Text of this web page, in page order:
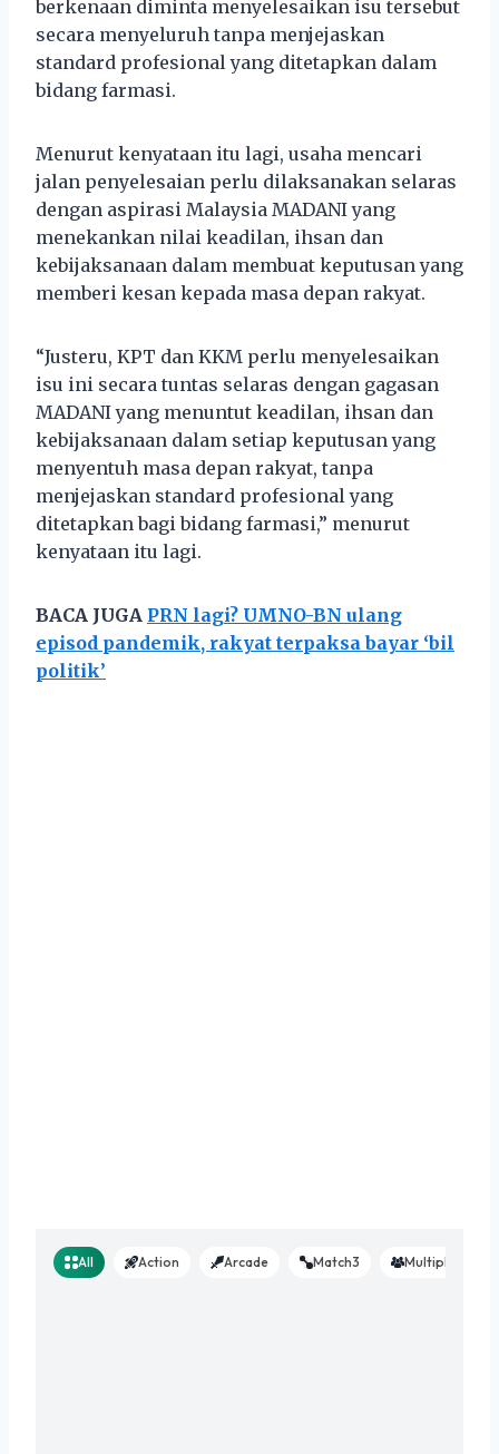
berkenaan diminta menyelesaikan isu tersebut
secara menyeluruh tanpa menjejaskan
standard profesional yang ditetapkan dalam
bidang farmasi.
Menurut kenyataan itu lagi, usaha mencari
jalan penyelesaian perlu dilaksanakan selaras
dengan aspirasi Malaysia MADANI yang
menekankan nilai keadilan, ihsan dan
kebijaksanaan dalam membuat keputusan yang
memberi kesan kepada masa depan rakyat.
“Justeru, KPT dan KKM perlu menyelesaikan
isu ini secara tuntas selaras dengan gagasan
MADANI yang menuntut keadilan, ihsan dan
kebijaksanaan dalam setiap keputusan yang
menyentuh masa depan rakyat, tanpa
menjejaskan standard profesional yang
ditetapkan bagi bidang farmasi,” menurut
kenyataan itu lagi.
BACA JUGA PRN lagi? UMNO-BN ulang
episod pandemik, rakyat terpaksa bayar ‘bil
politik’